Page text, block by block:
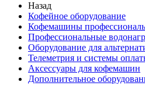
Назад
Кофейное оборудование
Кофемашины
Профессиональные
Оборудование для
Телеметрия и системы
Аксессуары для кофемашин
Дополнительное